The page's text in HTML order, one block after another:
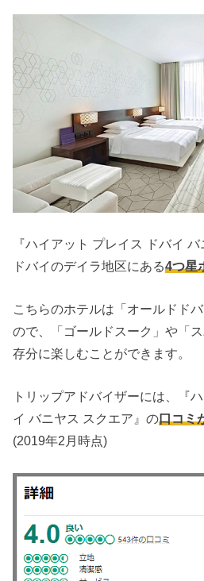
『ハイアット プレイス ドバイ
ドバイのデイラ地区にある4つ星
こちらのホテルは「オールドド
ので、「ゴールドスーク」や「
存分に楽しむことができます。
トリップアドバイザーには、『
イ バニヤス スクエア』の口コミ
(2019年2月時点)